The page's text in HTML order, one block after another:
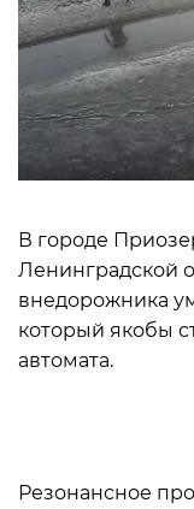
В городе
Ленинградской
внедорожника
который якобы
автомата.
Резонансное